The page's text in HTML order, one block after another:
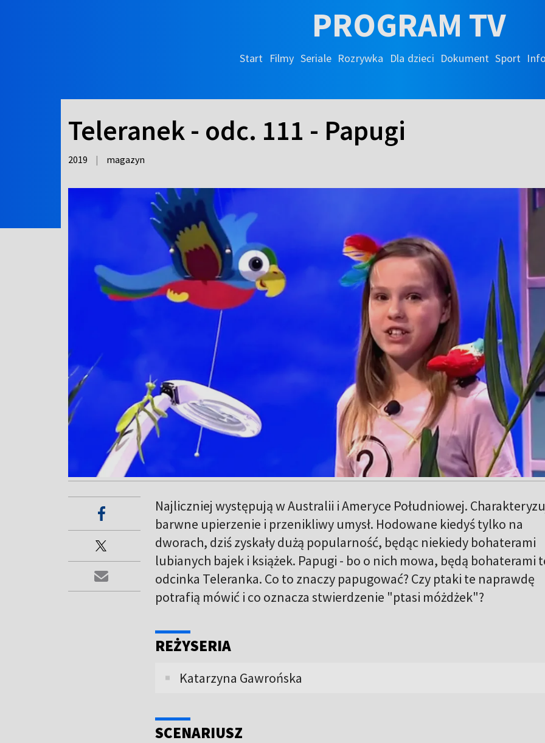
PROGRAM TV
Start Filmy Seriale Rozrywka Dla dzieci Dokument Sport
Teleranek - odc. 111 - Papugi
2019 | magazyn
Najliczniej występują w Australii i Ameryce Południowej.
barwne upierzenie i przenikliwy umysł. Hodowane kiedyś tylko na
dworach, dziś zyskały dużą popularność, będąc niekiedy bohaterami
lubianych bajek i książek. Papugi - bo o nich mowa, będą bohaterami
odcinka Teleranka. Co to znaczy papugować? Czy ptaki te naprawdę
potrafią mówić i co oznacza stwierdzenie "ptasi móżdżek"?
REŻYSERIA
Katarzyna Gawrońska
SCENARIUSZ